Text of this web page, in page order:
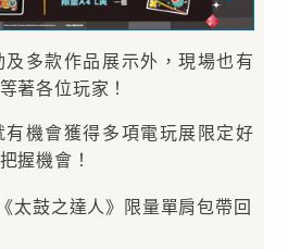
多款作品展示外，現場也有
著各位玩家！
機會獲得多項電玩展限定好
握機會！
太鼓之達人》限量單肩包帶回